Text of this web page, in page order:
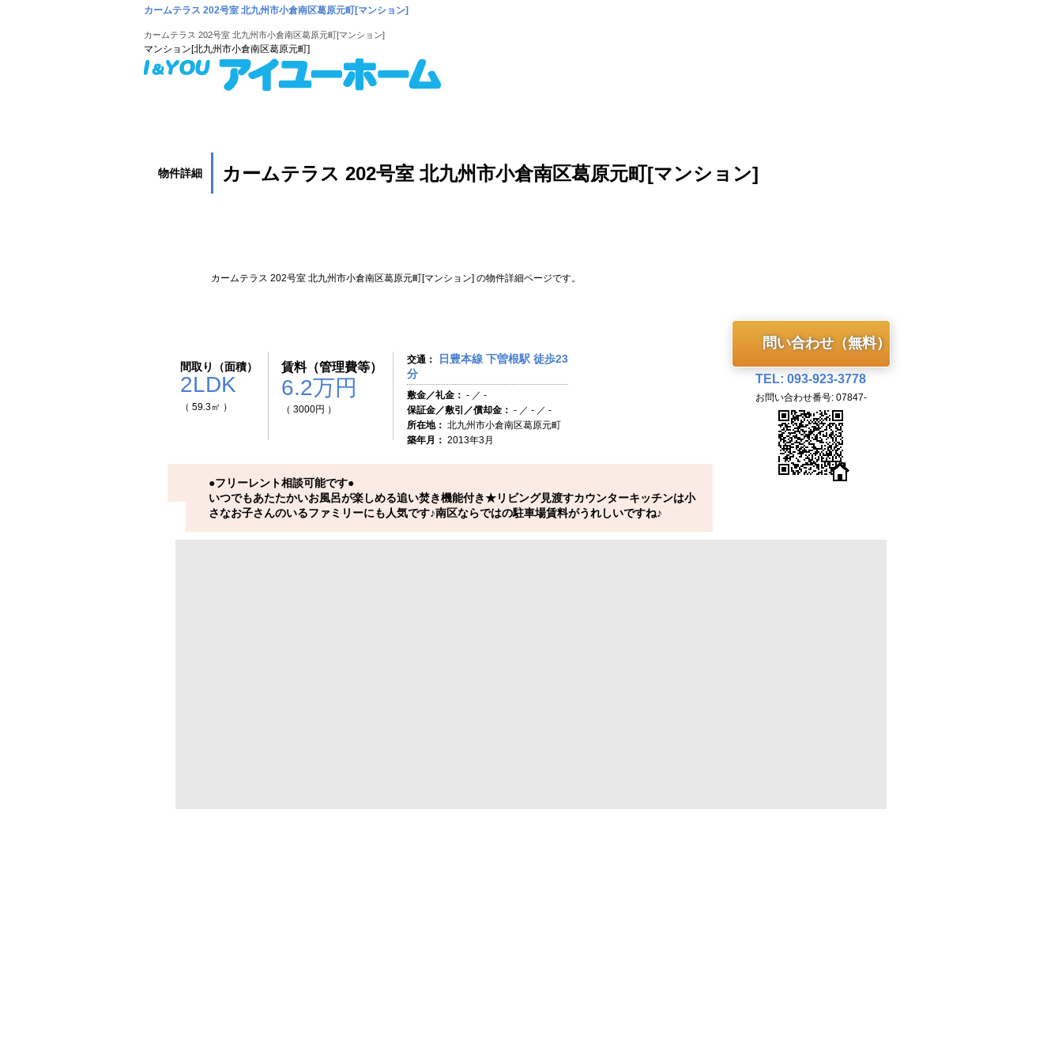
カームテラス 202号室 北九州市小倉南区葛原元町[マンション]
カームテラス 202号室 北九州市小倉南区葛原元町[マンション]
マンション[北九州市小倉南区葛原元町]
物件詳細 カームテラス 202号室 北九州市小倉南区葛原元町[マンション]
カームテラス 202号室 北九州市小倉南区葛原元町[マンション] の物件詳細ページです。
間取り（面積）
2LDK
（ 59.3㎡ ）
賃料（管理費等）
6.2万円
（ 3000円 ）
交通：
日豊本線 下曽根駅 徒歩23
分
敷金／礼金： - ／ -
保証金／敷引／償却金： - ／ - ／ -
所在地： 北九州市小倉南区葛原元町
築年月： 2013年3月
●フリーレント相談可能です●
いつでもあたたかいお風呂が楽しめる追い焚き機能付き★リビング見渡すカウンターキッチンは小
さなお子さんのいるファミリーにも人気です♪南区ならではの駐車場賃料がうれしいですね♪
問い合わせ（無料）
TEL: 093-923-3778
お問い合わせ番号: 07847-